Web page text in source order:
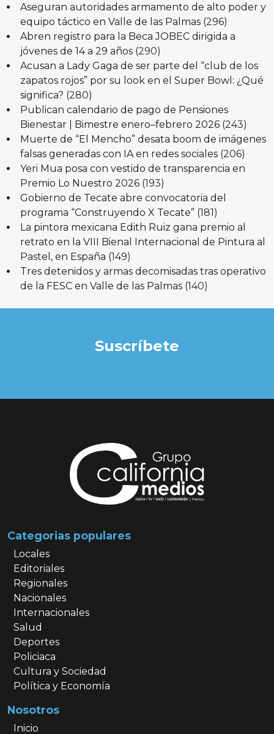
Aseguran autoridades armamento de alto poder y
equipo táctico en Valle de las Palmas (296)
Abren registro para la Beca JOBEC dirigida a
jóvenes de 14 a 29 años (290)
Acusan a Lady Gaga de ser parte del “club de los
zapatos rojos” por su look en el Super Bowl: ¿Qué
significa? (280)
Publican calendario de pago de Pensiones
Bienestar | Bimestre enero–febrero 2026 (243)
Muerte de “El Mencho” desata boom de imágenes
falsas generadas con IA en redes sociales (206)
Yeri Mua posa con vestido de transparencia en
Premio Lo Nuestro 2026 (193)
Gobierno de Tecate abre convocatoria del
programa “Construyendo X Tecate” (181)
La pintora mexicana Edith Ruiz gana premio al
retrato en la VIII Bienal Internacional de Pintura al
Pastel, en España (149)
Tres detenidos y armas decomisadas tras operativo
de la FESC en Valle de las Palmas (140)
Suscríbete
Categorias populares
Locales
Editoriales
Regionales
Nacionales
Internacionales
Salud
Deportes
Policiaca
Cultura y Sociedad
Política y Economía
Nosotros
Inicio